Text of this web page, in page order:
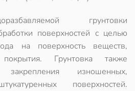
грунтовки
поверхностей с целью
на поверхность веществ,
Грунтовка также
изношенных,
поверхностей.